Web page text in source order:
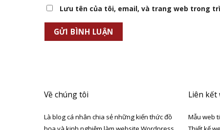
Lưu tên của tôi, email, và trang web trong
Về chúng tôi
Là blog cá nhân chia sẻ những kiến thức đồ
Liên kết
Mẫu web